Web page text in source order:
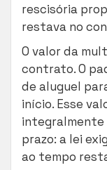
rescisória
restava no
O valor da
contrato. O
de aluguel
início. Esse
integralmente
prazo: a lei
ao tempo